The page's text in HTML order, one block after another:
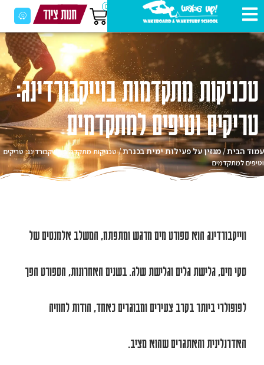
מתקדמות בוייקבורדינג:
וטיפים למתקדמים
הבית/מגזין על פעילות ימית בכנרת/ טכניקות מתקדמות בוייקבורדינג: טריקים
למתקדמים
ווייקבורדינג הוא ספורט מים מרגש ומתפתח, המשלב אלמנטים של
סקי מים, גלישת גלים וגלישת שלג. בשנים האחרונות, הספורט הפך
לפופולרי ביותר בקרב צעירים ומבוגרים כאחד, הודות לחוויה
האדרנלינית והאתגרים שהוא מציב.